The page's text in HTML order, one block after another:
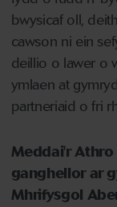
bwysicaf oll,
cawson ni ein
deillio o lawer o
ymlaen at
partneriaid o fri
Meddai'r Athro
ganghellor ar
Mhrifysgol